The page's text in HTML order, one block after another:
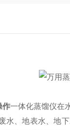
作一体化蒸馏仪在
水、地表水、地